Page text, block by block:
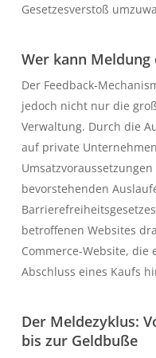
Gesetzesverstoß
Wer kann
Der Feedback-
jedoch nicht nur die
Verwaltung. Durch die
auf private
bevorstehenden
betroffenen Websites
Commerce-Website,
Abschluss eines Kaufs
Der Meldezyklus:
bis zur Geldbuße